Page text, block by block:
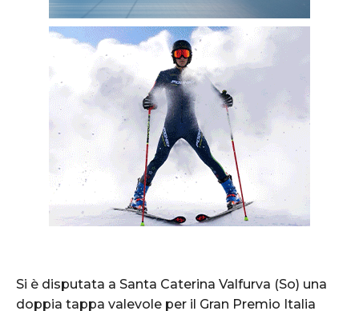
Si è disputata a Santa Caterina Valfurva (So) una
doppia tappa valevole per il Gran Premio Italia